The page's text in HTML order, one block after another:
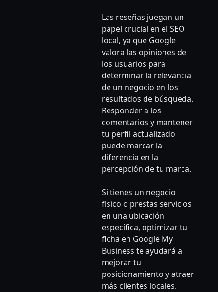
Las reseñas juegan un
papel crucial en el SEO
local, ya que Google
valora las opiniones de
los usuarios para
determinar la relevancia
de un negocio en los
resultados de búsqueda.
Responder a los
comentarios y mantener
tu perfil actualizado
puede marcar la
diferencia en la
percepción de tu marca.
Si tienes un negocio
físico o prestas servicios
en una ubicación
específica, optimizar tu
ficha en Google My
Business te ayudará a
mejorar tu
posicionamiento y atraer
más clientes locales.